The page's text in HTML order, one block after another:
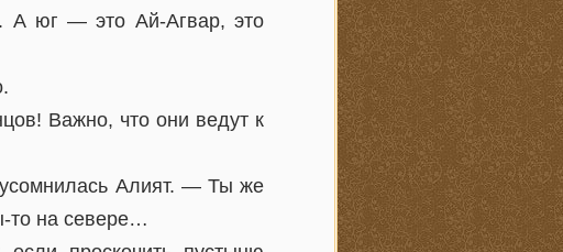
А юг — это Ай-Агвар, это
Важно, что они ведут к
Алият. — Ты же
то на севере…